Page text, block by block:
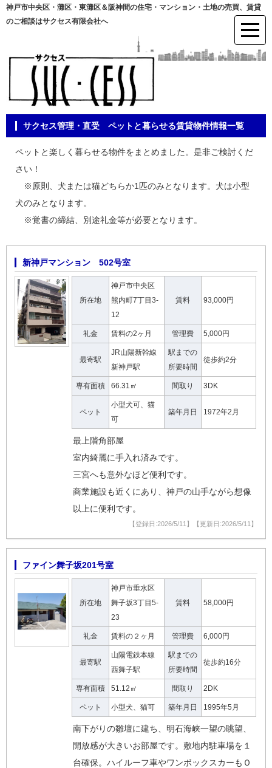
神戸市中央区・灘区・東灘区＆阪神間の住宅・マンション・土地の売買、賃貸
のご相談はサクセス有限会社へ
サクセス管理・直受 ペットと暮らせる賃貸物件情報一覧
ペットと楽しく暮らせる物件をまとめました。是非ご検討くだ
さい！
※原則、犬または猫どちらか1匹のみとなります。犬は小型
犬のみとなります。
※覚書の締結、別途礼金等が必要となります。
新神戸マンション 502号室
所在地
神戸市中央区
熊内町7丁目3-
12
賃料 93,000円
礼金 賃料の2ヶ月 管理費 5,000円
最寄駅
JR山陽新幹線
新神戸駅
駅までの
所要時間
徒歩約2分
専有面積 66.31㎡ 間取り 3DK
ペット
小型犬可、猫
可
築年月日 1972年2月
最上階角部屋
室内綺麗に手入れ済みです。
三宮へも意外なほど便利です。
商業施設も近くにあり、神戸の山手ながら想像
以上に便利です。
【登録日:2026/5/11】【更新日:2026/5/11】
ファイン舞子坂201号室
所在地
神戸市垂水区
舞子坂3丁目5-
23
賃料 58,000円
礼金 賃料の２ヶ月 管理費 6,000円
最寄駅
山陽電鉄本線
西舞子駅
駅までの
所要時間
徒歩約16分
専有面積 51.12㎡ 間取り 2DK
ペット 小型犬、猫可 築年月日 1995年5月
南下がりの雛壇に建ち、明石海峡一望の眺望、
開放感が大きいお部屋です。敷地内駐車場を１
台確保。ハイルーフ車やワンボックスカーもＯ